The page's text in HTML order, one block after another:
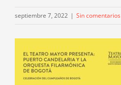
septiembre 7, 2022 | Sin comentarios